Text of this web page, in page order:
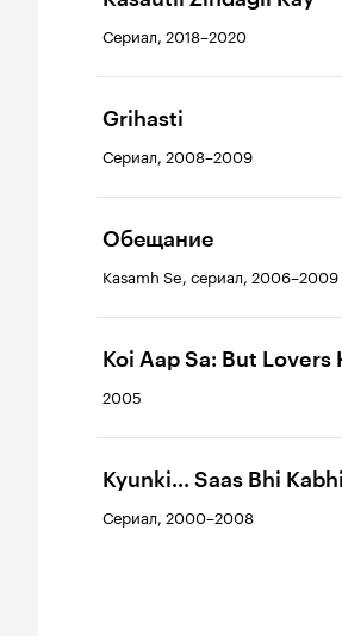
Сериал, 2018–2020
Grihasti
Сериал, 2008–2009
Обещание
Kasamh Se, сериал, 2006–2009
Koi Aap Sa: But Lovers
2005
Kyunki... Saas Bhi
Сериал, 2000–2008